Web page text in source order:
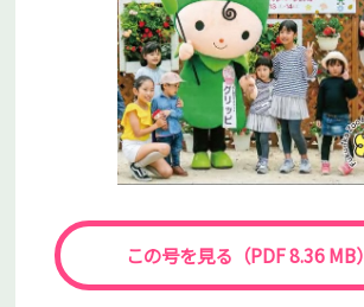
この号を見る（PDF 8.36 MB）